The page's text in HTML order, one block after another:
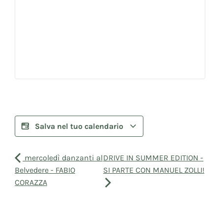
Salva nel tuo calendario
mercoledì danzanti al
Belvedere - FABIO
CORAZZA
DRIVE IN SUMMER EDITION -
SI PARTE CON MANUEL ZOLLI!